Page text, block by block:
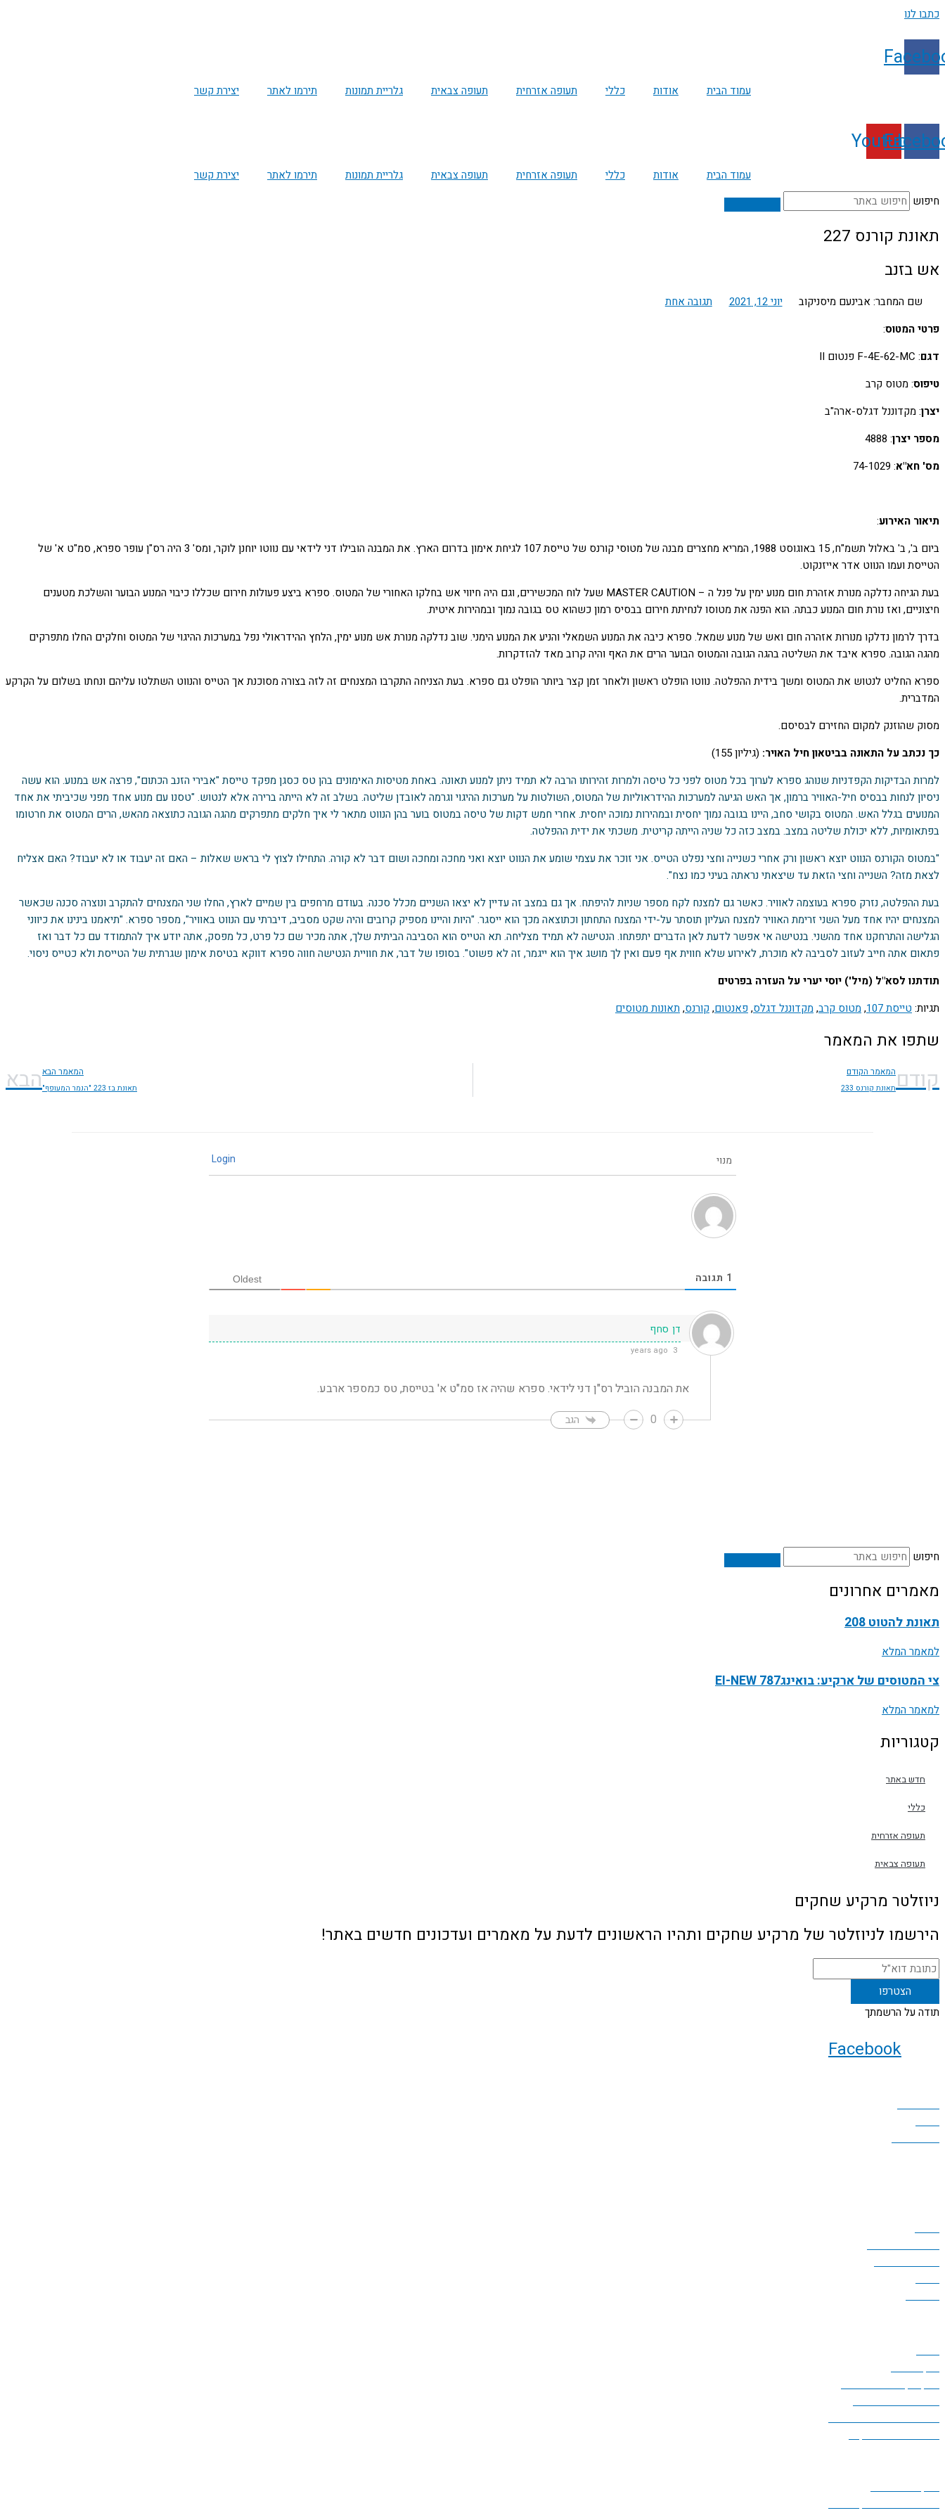
דילוג
כתבו לנו
עמוד הבית אודות כללי תעופה אזרחית תעופה צבאית גלריית תמונות תירמו לאתר יצירת קשר
Youtube
עמוד הבית אודות כללי תעופה אזרחית תעופה צבאית גלריית תמונות תירמו לאתר
יצירת קשר
חיפוש
תאונת קורנס 227
אש בזנב
שם המחבר: אבינעם מיסניקוב יוני 12, 2021
תגובה אחת
פרטי המטוס:
דגם: F-4E-62-MC פנטום II
טיפוס: מטוס קרב
יצרן: מקדוננל דגלס-ארה"ב
מספר יצרן: 4888
מס' חא"א: 74-1029
תיאור האירוע:
ביום ב', ב' באלול תשמ"ח, 15 באוגוסט 1988, המריא מחצרים מבנה של מטוסי קורנס של טייסת 107 לגיחת אימון בדרום הארץ. את המבנה הובילו דני לידאי עם נווטו יוחנן לוקר, ומס' 3 היה רס"ן עופר ספרא, סמ"ט א' של
הטייסת ועמו הנווט אדר אייזנקוט.
בעת הגיחה נדלקה מנורת אזהרת חום מנוע ימין על פנל ה – MASTER CAUTION שעל לוח המכשירים, וגם היה חיווי אש בחלקו האחורי של המטוס. ספרא ביצע פעולות חירום שכללו כיבוי המנוע הבוער והשלכת מטענים
חיצוניים, ואז נורת חום המנוע כבתה. הוא הפנה את מטוסו לנחיתת חירום בבסיס רמון כשהוא טס בגובה נמוך ובמהירות איטית.
בדרך לרמון נדלקו מנורות אזהרה חום ואש של מנוע שמאל. ספרא כיבה את המנוע השמאלי והניע את המנוע הימני. שוב נדלקה מנורת אש מנוע ימין, הלחץ ההידראולי נפל במערכות ההיגוי של המטוס וחלקים החלו מתפרקים
מהגה הגובה. ספרא איבד את השליטה בהגה הגובה והמטוס הבוער הרים את האף והיה קרוב מאד להזדקרות.
ספרא החליט לנטוש את המטוס ומשך בידית ההפלטה. נווטו הופלט ראשון ולאחר זמן קצר ביותר הופלט גם ספרא. בעת הצניחה התקרבו המצנחים זה לזה בצורה מסוכנת אך הטייס והנווט השתלטו עליהם ונחתו בשלום על הקרקע
המדברית.
מסוק שהוזנק למקום החזירם לבסיסם.
כך נכתב על התאונה בביטאון חיל האויר: (גיליון 155)
למרות הבדיקות הקפדניות שנוהג ספרא לערוך בכל מטוס לפני כל טיסה ולמרות זהירותו הרבה לא תמיד ניתן למנוע תאונה. באחת מטיסות האימונים בהן טס כסגן מפקד טייסת "אבירי הזנב הכתום", פרצה אש במנוע. הוא עשה
ניסיון לנחות בבסיס חיל-האוויר ברמון, אך האש הגיעה למערכות ההידראוליות של המטוס, השולטות על מערכות ההיגוי וגרמה לאובדן שליטה. בשלב זה לא הייתה ברירה אלא לנטוש. "טסנו עם מנוע אחד מפני שכיביתי את אחד
המנועים בגלל האש. המטוס בקושי סחב, היינו בגובה נמוך יחסית ובמהירות נמוכה יחסית. אחרי חמש דקות של טיסה במטוס בוער בהן הנווט מתאר לי איך חלקים מתפרקים מהגה הגובה כתוצאה מהאש, הרים המטוס את חרטומו
בפתאומיות, ללא יכולת שליטה במצב. במצב כזה כל שניה הייתה קריטית. משכתי את ידית ההפלטה.
"במטוס הקורנס הנווט יוצא ראשון ורק אחרי כשנייה וחצי נפלט הטייס. אני זוכר את עצמי שומע את הנווט יוצא ואני מחכה ומחכה ושום דבר לא קורה. התחילו לצוץ לי בראש שאלות – האם זה יעבוד או לא יעבוד? האם אצליח
לצאת מזה? השנייה וחצי הזאת עד שיצאתי נראתה בעיני כמו נצח".
בעת ההפלטה, נזרק ספרא בעוצמה לאוויר. כאשר גם למצנח לקח מספר שניות להיפתח. אך גם במצב זה עדיין לא יצאו השניים מכלל סכנה. בעודם מרחפים בין שמיים לארץ, החלו שני המצנחים להתקרב ונוצרה סכנה שכאשר
המצנחים יהיו אחד מעל השני זרימת האוויר למצנח העליון תוסתר על-ידי המצנח התחתון וכתוצאה מכך הוא ייסגר. "היות והיינו מספיק קרובים והיה שקט מסביב, דיברתי עם הנווט באוויר", מספר ספרא. "תיאמנו בינינו את כיווני
הגלישה והתרחקנו אחד מהשני. בנטישה אי אפשר לדעת לאן הדברים יתפתחו. הנטישה לא תמיד מצליחה. תא הטייס הוא הסביבה הביתית שלך, אתה מכיר שם כל פרט, כל מפסק, אתה יודע איך להתמודד עם כל דבר ואז
פתאום אתה חייב לעזוב לסביבה לא מוכרת, לאירוע שלא חווית אף פעם ואין לך מושג איך הוא ייגמר, זה לא פשוט". בסופו של דבר, את חוויית הנטישה חווה ספרא דווקא בטיסת אימון שגרתית של הטייסת ולא כטייס ניסוי.
תודתנו לסא"ל (מיל') יוסי יערי על העזרה בפרטים
תגיות: טייסת 107 ,מטוס קרב,מקדוננל דגלס, פאנטום, קורנס, תאונות מטוסים
שתפו את המאמר
קודםהמאמר הקודם
תאונת קורנס 233
המאמר הבא
תאונת בז 223 "הנמר המעופף" הבא
מנוי Login
1 תגובה Oldest
דן סחף
3 years ago
את המבנה הוביל רס"ן דני לידאי. ספרא שהיה אז סמ"ט א' בטייסת, טס כמספר ארבע.
0
הגב
חיפוש
מאמרים אחרונים
תאונת להטוט 208
למאמר המלא
צי המטוסים של ארקיע: בואינג787 EI-NEW
למאמר המלא
קטגוריות
חדש באתר
כללי
תעופה אזרחית
תעופה צבאית
ניוזלטר מרקיע שחקים
הירשמו לניוזלטר של מרקיע שחקים ותהיו הראשונים לדעת על מאמרים ועדכונים חדשים באתר!
תודה על הרשמתך
Facebook